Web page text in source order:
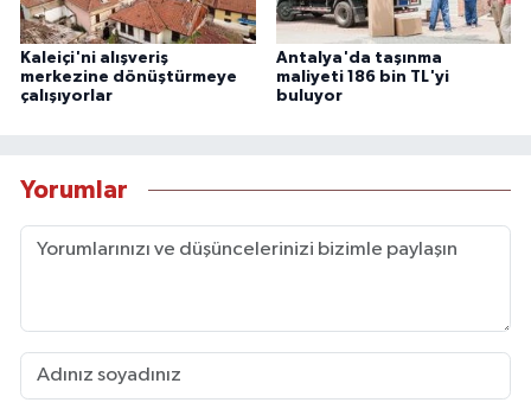
Kaleiçi'ni alışveriş
merkezine dönüştürmeye
çalışıyorlar
Antalya'da taşınma
maliyeti 186 bin TL'yi
buluyor
Yorumlar